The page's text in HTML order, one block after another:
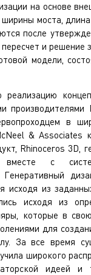
на основе
ширины моста,
после
и решение
модели,
реализацию
в
& Associates
Rhinoceros 3D,
с
Генеративный
исходя из
исходя из
которые в
для
За все время
широкого
идеей и